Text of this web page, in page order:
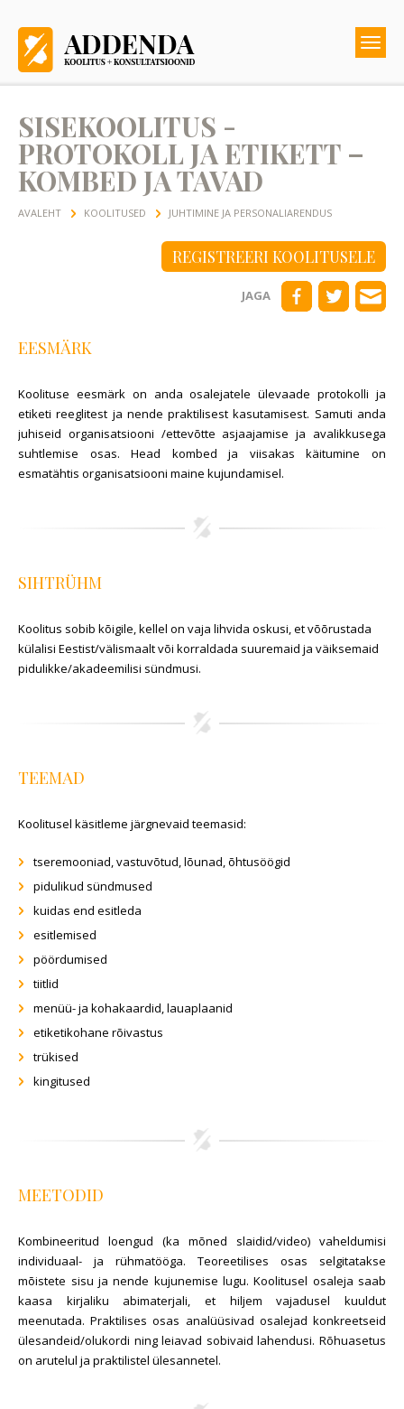
SISEKOOLITUS -
PROTOKOLL JA ETIKETT –
KOMBED JA TAVAD
AVALEHT KOOLITUSED JUHTIMINE JA PERSONALIARENDUS
REGISTREERI KOOLITUSELE
JAGA
EESMÄRK
Koolituse eesmärk on anda osalejatele ülevaade protokolli ja
etiketi reeglitest ja nende praktilisest kasutamisest. Samuti anda
juhiseid organisatsiooni /ettevõtte asjaajamise ja avalikkusega
suhtlemise osas. Head kombed ja viisakas käitumine on
esmatähtis organisatsiooni maine kujundamisel.
SIHTRÜHM
Koolitus sobib kõigile, kellel on vaja lihvida oskusi, et võõrustada
külalisi Eestist/välismaalt või korraldada suuremaid ja väiksemaid
pidulikke/akadeemilisi sündmusi.
TEEMAD
Koolitusel käsitleme järgnevaid teemasid:
tseremooniad, vastuvõtud, lõunad, õhtusöögid
pidulikud sündmused
kuidas end esitleda
esitlemised
pöördumised
tiitlid
menüü- ja kohakaardid, lauaplaanid
etiketikohane rõivastus
trükised
kingitused
MEETODID
Kombineeritud loengud (ka mõned slaidid/video) vaheldumisi
individuaal- ja rühmatööga. Teoreetilises osas selgitatakse
mõistete sisu ja nende kujunemise lugu. Koolitusel osaleja saab
kaasa kirjaliku abimaterjali, et hiljem vajadusel kuuldut
meenutada. Praktilises osas analüüsivad osalejad konkreetseid
ülesandeid/olukordi ning leiavad sobivaid lahendusi. Rõhuasetus
on arutelul ja praktilistel ülesannetel.